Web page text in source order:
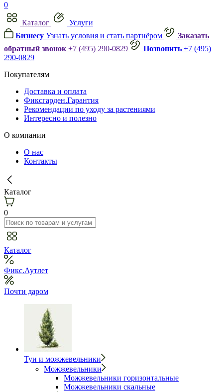
0
Каталог
Услуги
Бизнесу Узнать условия и стать партнёром
Заказать
обратный звонок +7 (495) 290-0829 Позвонить +7 (495)
290-0829
Покупателям
Доставка и оплата
Фиксгарден.Гарантия
Рекомендации по уходу за растениями
Интересно и полезно
О компании
О нас
Контакты
Каталог
0
Каталог
Фикс.Аутлет
Почти даром
Туи и можжевельники
Можжевельники
Можжевельники горизонтальные
Можжевельники скальные